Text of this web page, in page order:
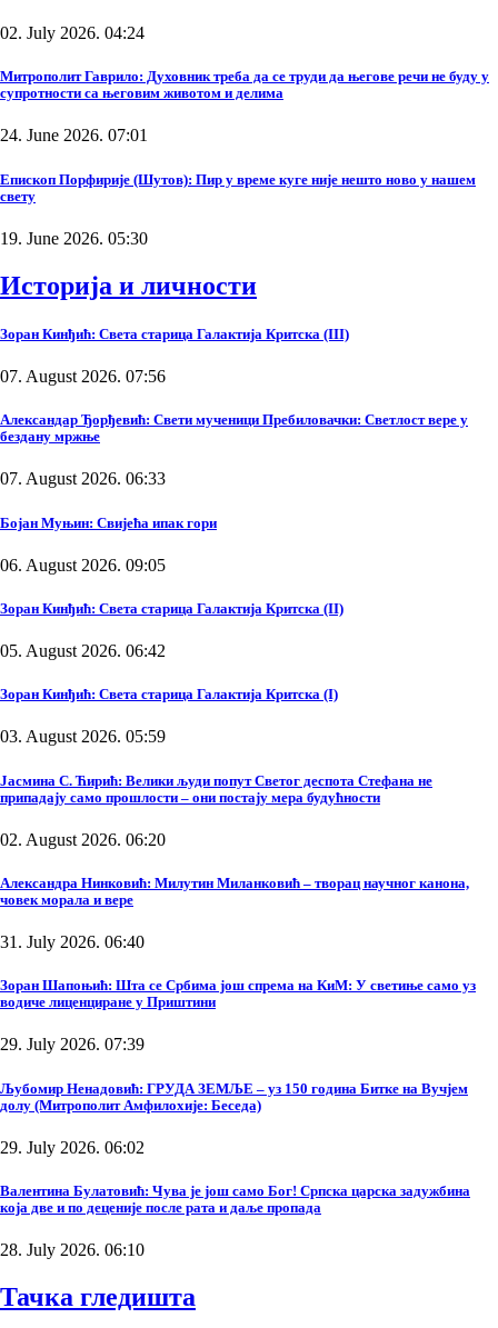
02. July 2026. 04:24
Митрополит Гаврило: Духовник треба да се труди да његове речи не буду у
супротности са његовим животом и делима
24. June 2026. 07:01
Епископ Порфирије (Шутов): Пир у време куге није нешто ново у нашем
свету
19. June 2026. 05:30
Историја и личности
Зоран Кинђић: Света старица Галактија Критска (III)
07. August 2026. 07:56
Александар Ђорђевић: Свети мученици Пребиловачки: Светлост вере у
бездану мржње
07. August 2026. 06:33
Бојан Муњин: Свијећа ипак гори
06. August 2026. 09:05
Зоран Кинђић: Света старица Галактија Критска (II)
05. August 2026. 06:42
Зоран Кинђић: Света старица Галактија Критска (I)
03. August 2026. 05:59
Јасмина С. Ћирић: Велики људи попут Светог деспота Стефана не
припадају само прошлости – они постају мера будућности
02. August 2026. 06:20
Александра Нинковић: Милутин Миланковић – творац научног канона,
човек морала и вере
31. July 2026. 06:40
Зоран Шапоњић: Шта се Србима још спрема на КиМ: У светиње само уз
водиче лиценциране у Приштини
29. July 2026. 07:39
Љубомир Ненадовић: ГРУДА ЗЕМЉЕ – уз 150 година Битке на Вучјем
долу (Митрополит Амфилохије: Беседа)
29. July 2026. 06:02
Валентина Булатовић: Чува је још само Бог! Српска царска задужбина
која две и по деценије после рата и даље пропада
28. July 2026. 06:10
Тачка гледишта